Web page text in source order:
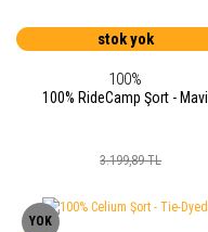
stok yok
100%
100% RideCamp Şort - Mavi
3.199,89 TL
YOK